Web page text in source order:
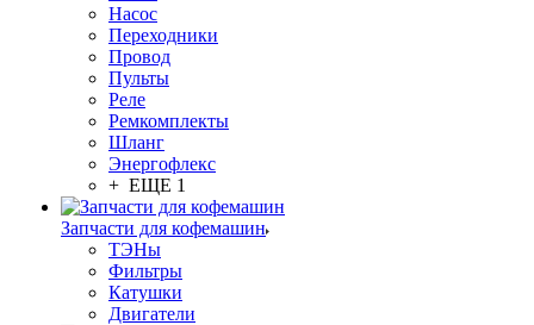
Насос
Переходники
Провод
Пульты
Реле
Ремкомплекты
Шланг
Энергофлекс
+ ЕЩЕ 1
Запчасти для кофемашин
ТЭНы
Фильтры
Катушки
Двигатели